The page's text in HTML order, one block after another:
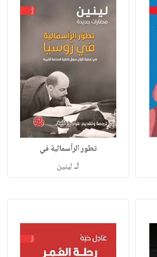
تطور الرأسمالية في
لـ لينين